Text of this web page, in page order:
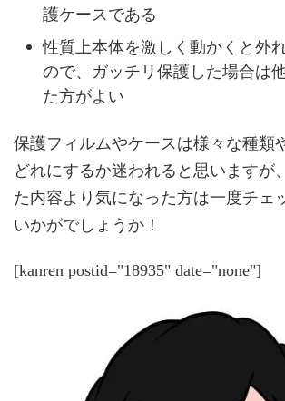
護ケースである
性質上本体を激しく動かくと外
ので、ガッチリ保護した場合は
た方がよい
保護フィルムやケースは様々な種類
どれにするか迷われると思いますが
た内容より気になった方は一度チェ
いかがでしょうか！
[kanren postid="18935" date="none"]